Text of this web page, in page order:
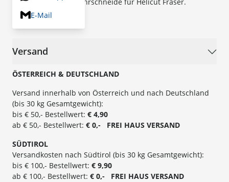
E-Mail
Lieferumfang:
Versand
ÖSTERREICH & DEUTSCHLAND
Versand innerhalb von Österreich und nach Deutschland
(bis 30 kg Gesamtgewicht):
bis € 50,- Bestellwert: € 4,90
ab € 50,- Bestellwert: € 0,- FREI HAUS VERSAND
SÜDTIROL
Versandkosten nach Südtirol (bis 30 kg Gesamtgewicht):
bis € 100,- Bestellwert: € 9,90
ab € 100,- Bestellwert: € 0,- FREI HAUS VERSAND